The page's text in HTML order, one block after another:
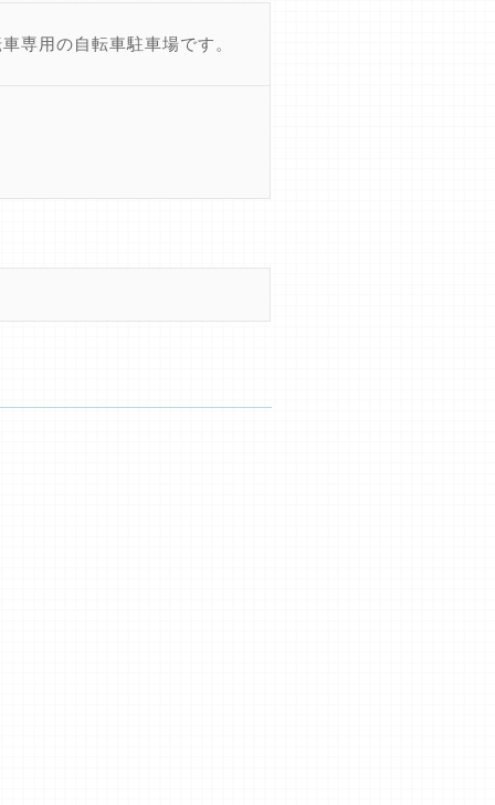
専用の自転車駐車場です。